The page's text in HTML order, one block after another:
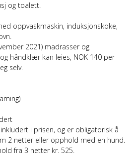
og toalett.
oppvaskmaskin, induksjonskoke,
2021) madrasser og
håndklær kan leies, NOK 140 per
selv.
i prisen, og er obligatorisk å
2 netter eller opphold med en hund.
fra 3 netter kr. 525.